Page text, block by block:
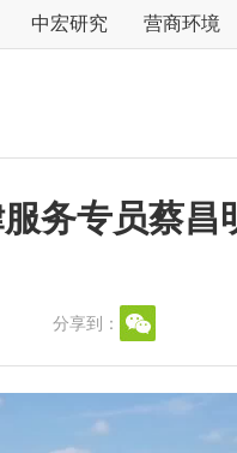
中宏研究 营商环境
务专员蔡
分享到：